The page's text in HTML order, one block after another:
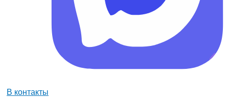
В контакты